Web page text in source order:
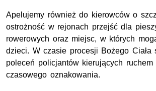
Apelujemy również do kierowców o
ostrożność w rejonach przejść dla
rowerowych oraz miejsc, w których
dzieci. W czasie procesji Bożego Ciała
poleceń policjantów kierujących ruchem
czasowego oznakowania.